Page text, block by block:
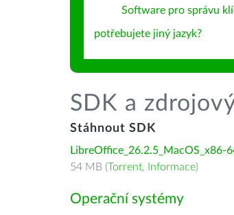
Software pro správu
potřebujete jiný jazyk?
SDK a
Stáhnout SDK
LibreOffice_26.2.5_MacOS_x86-
54 MB (Torrent, Informace)
Operační systémy